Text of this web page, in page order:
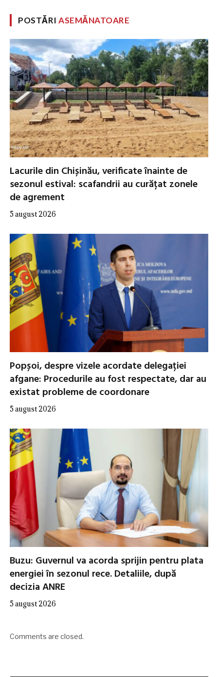
POSTĂRIASEMĂNATOARE
Lacurile din Chișinău, verificate înainte de
sezonul estival: scafandrii au curățat zonele
de agrement
5 august 2026
Popșoi, despre vizele acordate delegației
afgane: Procedurile au fost respectate, dar au
existat probleme de coordonare
5 august 2026
Buzu: Guvernul va acorda sprijin pentru plata
energiei în sezonul rece. Detaliile, după
decizia ANRE
5 august 2026
Comments are closed.